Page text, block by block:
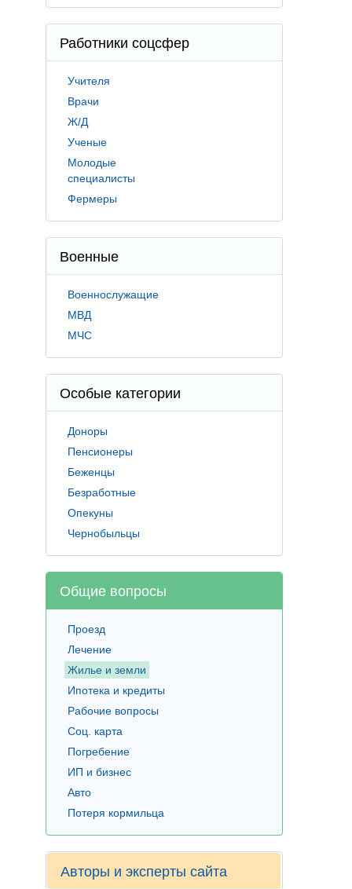
Работники соцсфер
Учителя
Врачи
Ж/Д
Ученые
Молодые
специалисты
Фермеры
Военные
Военнослужащие
МВД
МЧС
Особые категории
Доноры
Пенсионеры
Беженцы
Безработные
Опекуны
Чернобыльцы
Общие вопросы
Проезд
Лечение
Жилье и земли
Ипотека и кредиты
Рабочие вопросы
Соц. карта
Погребение
ИП и бизнес
Авто
Потеря кормильца
Авторы и эксперты сайта